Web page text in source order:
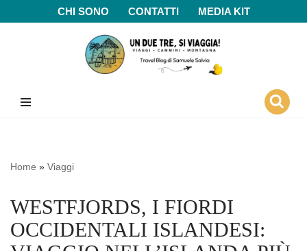
CHI SONO CONTATTI MEDIA KIT
Home » Viaggi
WESTFJORDS, I FIORDI
OCCIDENTALI ISLANDESI: